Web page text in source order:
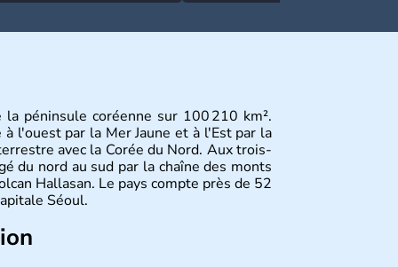
péninsule coréenne sur 100 210 km².
l'ouest par la Mer Jaune et à l'Est par la
avec la Corée du Nord. Aux trois-
du nord au sud par la chaîne des monts
Hallasan. Le pays compte près de 52
Séoul.